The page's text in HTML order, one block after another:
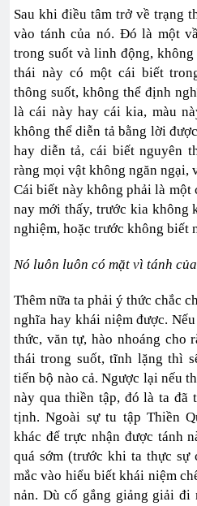
Sau khi điều tâm trở về trạng
vào tánh của nó. Ðó là một
trong suốt và linh động,
thái này có một cái biết
thông suốt, không thể định
là cái này hay cái kia, màu
không thể diễn tả bằng lời
hay diễn tả, cái biết nguyên
ràng mọi vật không ngăn ngại,
Cái biết này không phải là
nay mới thấy, trước kia không
nghiệm, hoặc trước không biết
Nó luôn luôn có mặt vì tánh
Thêm nữa ta phải ý thức chắc
nghĩa hay khái niệm được.
thức, văn tự, hào nhoáng cho
thái trong suốt, tĩnh lặng thì
tiến bộ nào cả. Ngược lại nếu
này qua thiền tập, đó là ta đã
tịnh. Ngoài sự tu tập Thiền
khác để trực nhận được tánh
quá sớm (trước khi ta thực sự
mắc vào hiểu biết khái niệm
nản. Dù cố gắng giảng giải đi